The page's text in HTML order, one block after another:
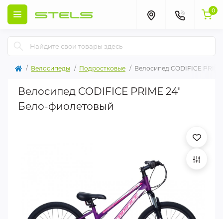
0
Велосипеды Подростковые Велосипед CODIFICE
Велосипед CODIFICE PRIME 24"
Бело-фиолетовый